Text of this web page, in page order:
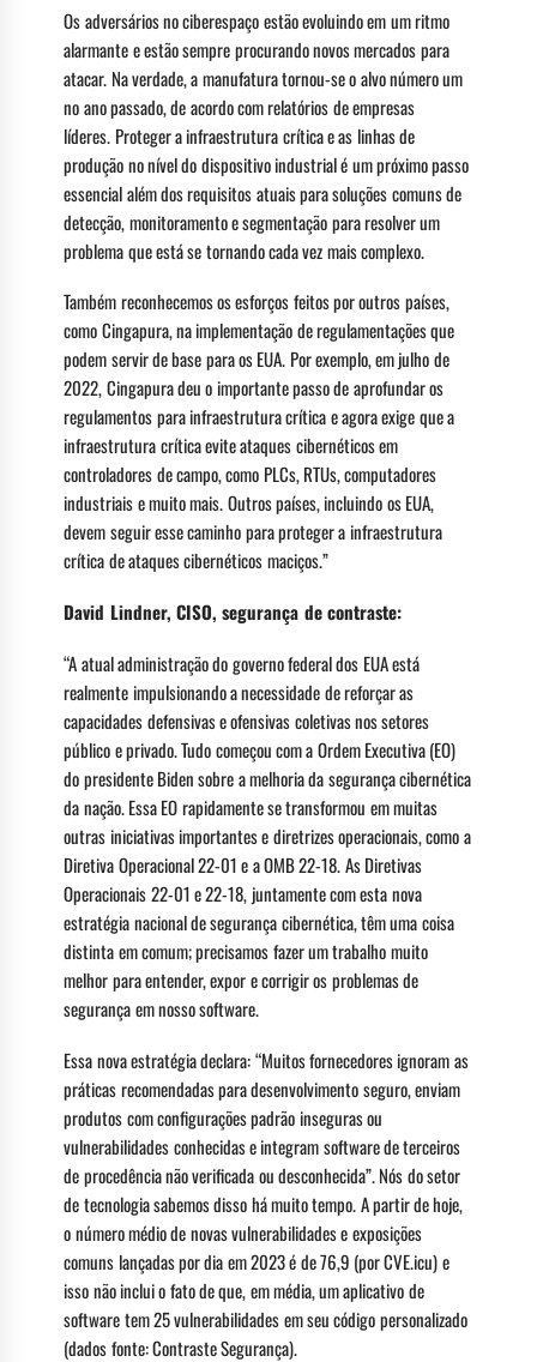
Os adversários no ciberespaço estão evoluindo em um ritmo
alarmante e estão sempre procurando novos mercados para
atacar. Na verdade, a manufatura tornou-se o alvo número um
no ano passado, de acordo com relatórios de empresas
líderes. Proteger a infraestrutura crítica e as linhas de
produção no nível do dispositivo industrial é um próximo passo
essencial além dos requisitos atuais para soluções comuns de
detecção, monitoramento e segmentação para resolver um
problema que está se tornando cada vez mais complexo.
Também reconhecemos os esforços feitos por outros países,
como Cingapura, na implementação de regulamentações que
podem servir de base para os EUA. Por exemplo, em julho de
2022, Cingapura deu o importante passo de aprofundar os
regulamentos para infraestrutura crítica e agora exige que a
infraestrutura crítica evite ataques cibernéticos em
controladores de campo, como PLCs, RTUs, computadores
industriais e muito mais. Outros países, incluindo os EUA,
devem seguir esse caminho para proteger a infraestrutura
crítica de ataques cibernéticos maciços.”
David Lindner, CISO, segurança de contraste:
“A atual administração do governo federal dos EUA está
realmente impulsionando a necessidade de reforçar as
capacidades defensivas e ofensivas coletivas nos setores
público e privado. Tudo começou com a Ordem Executiva (EO)
do presidente Biden sobre a melhoria da segurança cibernética
da nação. Essa EO rapidamente se transformou em muitas
outras iniciativas importantes e diretrizes operacionais, como a
Diretiva Operacional 22-01 e a OMB 22-18. As Diretivas
Operacionais 22-01 e 22-18, juntamente com esta nova
estratégia nacional de segurança cibernética, têm uma coisa
distinta em comum; precisamos fazer um trabalho muito
melhor para entender, expor e corrigir os problemas de
segurança em nosso software.
Essa nova estratégia declara: “Muitos fornecedores ignoram as
práticas recomendadas para desenvolvimento seguro, enviam
produtos com configurações padrão inseguras ou
vulnerabilidades conhecidas e integram software de terceiros
de procedência não verificada ou desconhecida”. Nós do setor
de tecnologia sabemos disso há muito tempo. A partir de hoje,
o número médio de novas vulnerabilidades e exposições
comuns lançadas por dia em 2023 é de 76,9 (por CVE.icu) e
isso não inclui o fato de que, em média, um aplicativo de
software tem 25 vulnerabilidades em seu código personalizado
(dados fonte: Contraste Segurança).